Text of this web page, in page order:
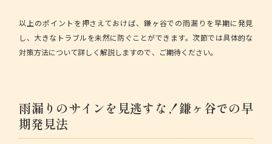
以上のポイントを押さえておけば、鎌ヶ谷での雨漏りを早期に発見
し、大きなトラブルを未然に防ぐことができます。次節では具体的な
対策方法について詳しく解説しますので、ご期待ください。
雨漏りのサインを見逃すな！鎌ヶ谷での早
期発見法